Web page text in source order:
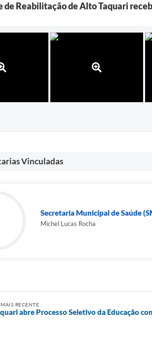
de Reabilitação de Alto Taquari
Vinculadas
Secretaria Municipal de Saúde
Michel Lucas Rocha
RECENTE
abre Processo Seletivo da Educação